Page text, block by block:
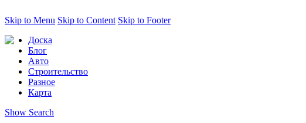
Skip to Menu Skip to Content Skip to Footer
Доска
Блог
Авто
Строительство
Разное
Карта
Show Search